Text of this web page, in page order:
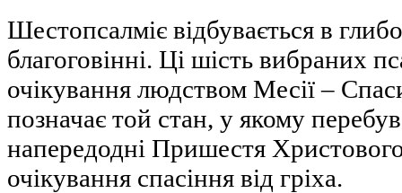
Шестопсалміє відбувається в
благоговінні. Ці шість вибраних
очікування людством Месії –
позначає той стан, у якому
напередодні Пришестя
очікування спасіння від гріха.